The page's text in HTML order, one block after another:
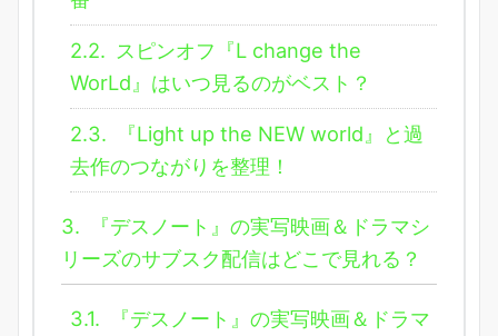
2.2. スピンオフ『L change the
WorLd』はいつ見るのがベスト？
2.3.
『Light up the NEW world』と過
去作のつながりを整理！
3.
『デスノート』の実写映画＆ドラマシ
リーズのサブスク配信はどこで見れる？
3.1.
『デスノート』の実写映画＆ドラマ